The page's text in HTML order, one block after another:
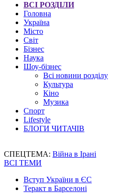
ВСІ РОЗДІЛИ
Головна
Україна
Місто
Світ
Бізнес
Наука
Шоу-бізнес
Всі новини розділу
Культура
Кіно
Музика
Спорт
Lifestyle
БЛОГИ ЧИТАЧІВ
СПЕЦТЕМА: Війна в Ірані
ВСІ ТЕМИ
Вступ України в ЄС
Теракт в Барселоні